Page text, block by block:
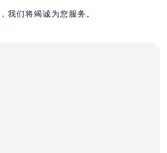
我们将竭诚为您服务。